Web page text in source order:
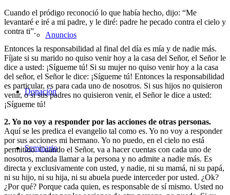
Anuncios
Donación
Seminario
Cuando el pródigo reconoció lo que había hecho, dijo: “Me
levantaré e iré a mi padre, y le diré: padre he pecado contra el cielo y
contra ti”.
Entonces la responsabilidad al final del día es mía y de nadie más.
Fíjate si su marido no quiso venir hoy a la casa del Señor, el Señor le
dice a usted: ¡Sígueme tú! Si su mujer no quiso venir hoy a la casa
del señor, el Señor le dice: ¡Sígueme tú! Entonces la responsabilidad
es particular, es para cada uno de nosotros. Si sus hijos no quisieron
venir, o si sus padres no quisieron venir, el Señor le dice a usted:
¡Sígueme tú!
2. Yo no voy a responder por las acciones de otras personas.
Aquí se les predica el evangelio tal como es. Yo no voy a responder
por sus acciones mi hermano. Yo no puedo, en el cielo no está
permitido. Cuando el Señor, va a hacer cuentas con cada uno de
nosotros, manda llamar a la persona y no admite a nadie más. Es
directa y exclusivamente con usted, y nadie, ni su mamá, ni su papá,
ni su hijo, ni su hija, ni su abuela puede interceder por usted. ¿Ok?
¿Por qué? Porque cada quien, es responsable de sí mismo. Usted no